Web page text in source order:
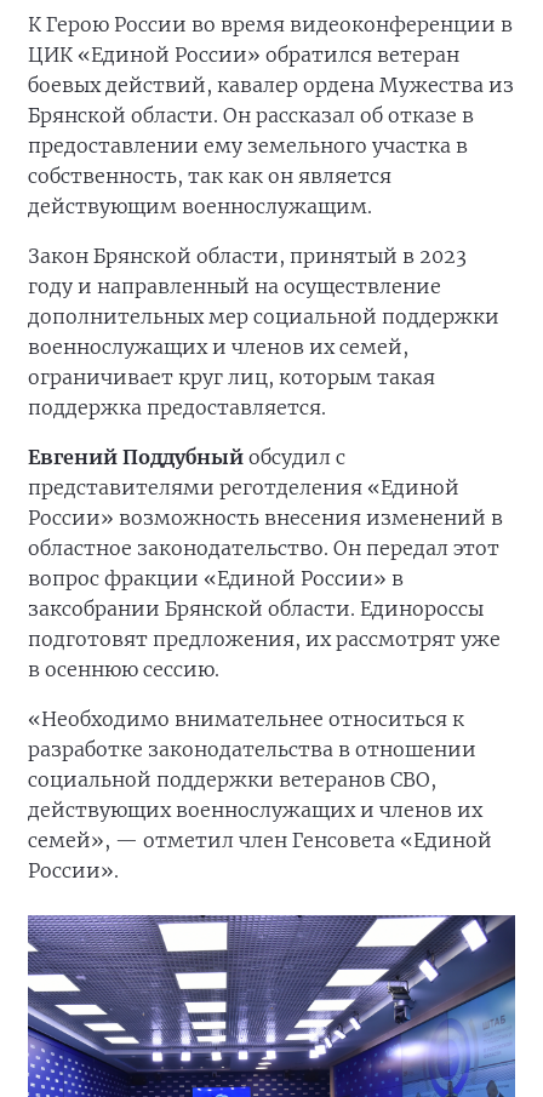
К Герою России во время видеоконференции в
ЦИК «Единой России» обратился ветеран
боевых действий, кавалер ордена Мужества из
Брянской области. Он рассказал об отказе в
предоставлении ему земельного участка в
собственность, так как он является
действующим военнослужащим.
Закон Брянской области, принятый в 2023
году и направленный на осуществление
дополнительных мер социальной поддержки
военнослужащих и членов их семей,
ограничивает круг лиц, которым такая
поддержка предоставляется.
Евгений Поддубный обсудил с
представителями реготделения «Единой
России» возможность внесения изменений в
областное законодательство. Он передал этот
вопрос фракции «Единой России» в
заксобрании Брянской области. Единороссы
подготовят предложения, их рассмотрят уже
в осеннюю сессию.
«Необходимо внимательнее относиться к
разработке законодательства в отношении
социальной поддержки ветеранов СВО,
действующих военнослужащих и членов их
семей», — отметил член Генсовета «Единой
России».